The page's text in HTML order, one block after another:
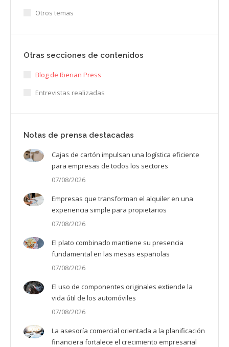
Otros temas
Otras secciones de contenidos
Blog de Iberian Press
Entrevistas realizadas
Notas de prensa destacadas
Cajas de cartón impulsan una logística eficiente
para empresas de todos los sectores
07/08/2026
Empresas que transforman el alquiler en una
experiencia simple para propietarios
07/08/2026
El plato combinado mantiene su presencia
fundamental en las mesas españolas
07/08/2026
El uso de componentes originales extiende la
vida útil de los automóviles
07/08/2026
La asesoría comercial orientada a la planificación
financiera fortalece el crecimiento empresarial